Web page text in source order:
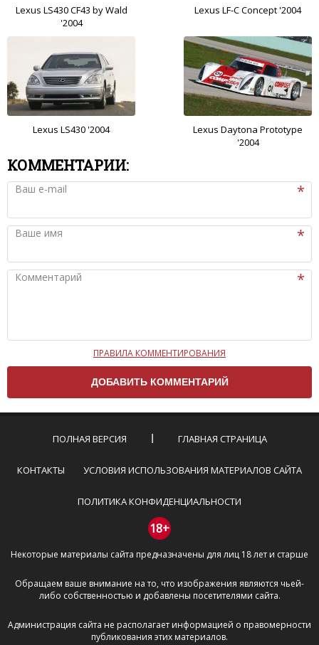
Lexus LS430 CF43 by Wald
'2004
Lexus LF-C Concept '2004
Lexus LS430 '2004
Lexus Daytona Prototype
'2004
КОММЕНТАРИИ:
Ваш e-mail
Ваше имя
Комментарий
Чтобы ваш комментарий был опубликован на сайте,
вам нужно придерживаться следующих правил:
Комментарий не может быть слишком
короткой — избегайте односложных и чисто
эмоциональных высказываний.
Не стоит отклоняться от предмета обсуждения.
Пожалуйста, не используйте в комментарие
призывы к насилию и высказывания,
направленные на разжигание расовой,
межнациональной и религиозной розни —
пожалейте наших модераторов, они кстати
очень славные ребята, поверьте.
буквами.
Не копируйте рецензии с других сайтов, нам
важно именно ваше мнение.
Не размещайте рекламу!
ПРАВИЛА КОММЕНТИРОВАНИЯ
ПОЛНАЯ ВЕРСИЯ ГЛАВНАЯ СТРАНИЦА
КОНТАКТЫ УСЛОВИЯ ИСПОЛЬЗОВАНИЯ МАТЕРИАЛОВ САЙТА
ПОЛИТИКА КОНФИДЕНЦИАЛЬНОСТИ
18+
Некоторые материалы сайта предназначены для лиц 18 лет и старше
Обращаем ваше внимание на то, что изображения являются чьей-
либо собственностью и добавлены посетителями сайта.
Администрация сайта не располагает информацией о правомерности
публикования этих материалов.